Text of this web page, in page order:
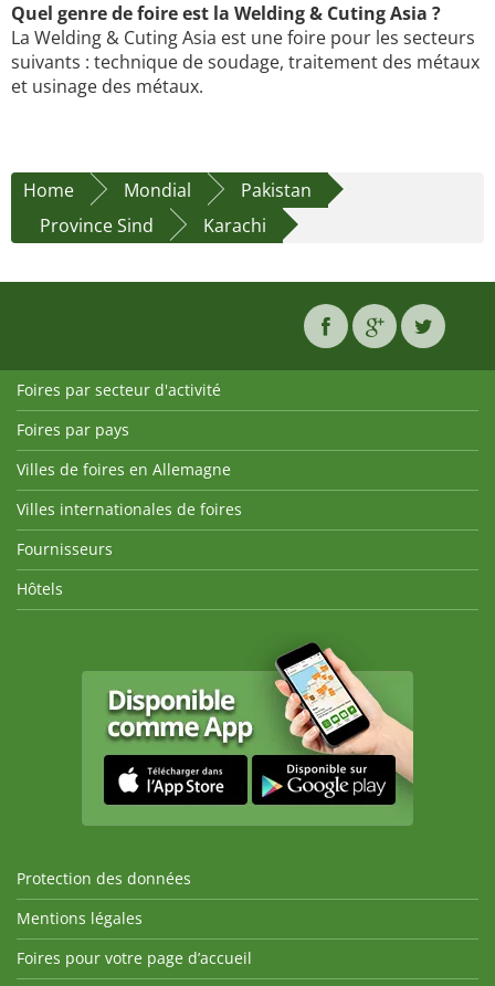
Quel genre de foire est la Welding & Cuting Asia ?
La Welding & Cuting Asia est une foire pour les secteurs
suivants : technique de soudage, traitement des métaux
et usinage des métaux.
Home Mondial
Pakistan
Province Sind
Karachi
Foires par secteur d'activité
Foires par pays
Villes de foires en Allemagne
Villes internationales de foires
Fournisseurs
Hôtels
Protection des données
Mentions légales
Foires pour votre page d’accueil